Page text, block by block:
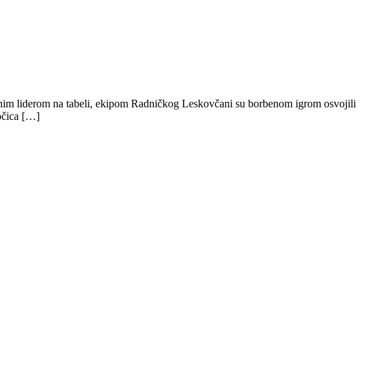
liderom na tabeli, ekipom Radničkog Leskovčani su borbenom igrom osvojili
[…]